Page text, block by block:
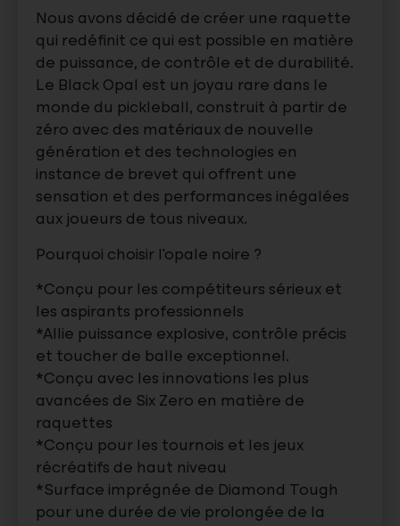
Nous avons décidé de créer une raquette
qui redéfinit ce qui est possible en matière
de puissance, de contrôle et de durabilité.
Le Black Opal est un joyau rare dans le
monde du pickleball, construit à partir de
zéro avec des matériaux de nouvelle
génération et des technologies en
instance de brevet qui offrent une
sensation et des performances inégalées
aux joueurs de tous niveaux.
Pourquoi choisir l’opale noire ?
*Conçu pour les compétiteurs sérieux et
les aspirants professionnels
*Allie puissance explosive, contrôle précis
et toucher de balle exceptionnel.
*Conçu avec les innovations les plus
avancées de Six Zero en matière de
raquettes
*Conçu pour les tournois et les jeux
récréatifs de haut niveau
*Surface imprégnée de Diamond Tough
pour une durée de vie prolongée de la